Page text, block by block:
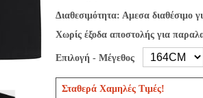
Διαθεσιμότητα: Αμεσα διαθέσιμο
Χωρίς έξοδα αποστολής για
Επιλογή - Μέγεθος
Σταθερά Χαμηλές Τιμές!